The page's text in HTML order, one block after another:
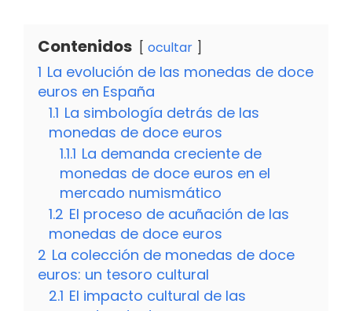
Contenidos ocultar
1 La evolución de las monedas de doce
euros en España
1.1 La simbología detrás de las
monedas de doce euros
1.1.1 La demanda creciente de
monedas de doce euros en el
mercado numismático
1.2 El proceso de acuñación de las
monedas de doce euros
2 La colección de monedas de doce
euros: un tesoro cultural
2.1 El impacto cultural de las